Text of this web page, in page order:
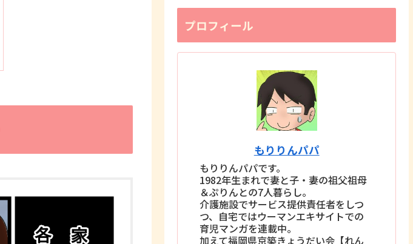
プロフィール
もりりんパパ
もりりんパパです。
1982年生まれで妻と子・妻の祖父祖母
＆ぷりんとの7人暮らし。
介護施設でサービス提供責任者をしつ
つ、自宅ではウーマンエキサイトでの
育児マンガを連載中。
加えて福岡県京築きょうだい会【れん